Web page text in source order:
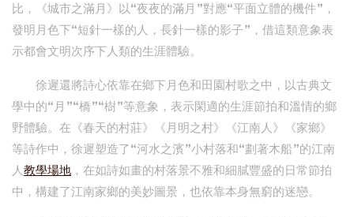
比，《城市之滿月》以“夜夜的滿月”對應“平面立體的機件”，
發明月色下“短針一樣的人，長針一樣的影子”，借這類意象表
示都會文明次序下人類的生涯體驗。
徐遲還將詩心依靠在鄉下月色和田園村歌之中，以古典文
學中的“月”“橋”“樹”等意象，表示閑適的生涯節拍和溫情的鄉
野體驗。在《春天的村莊》《月明之村》《江南人》《家鄉》
等詩作中，徐遲塑造了“河水之濱”小村落和“劃著木船”的江南
人教學場地 ，在如詩如畫的村落景不雅和細膩豐盛的日常節拍
中，構建了江南家鄉的美妙圖景，也依靠本身無窮的迷戀。